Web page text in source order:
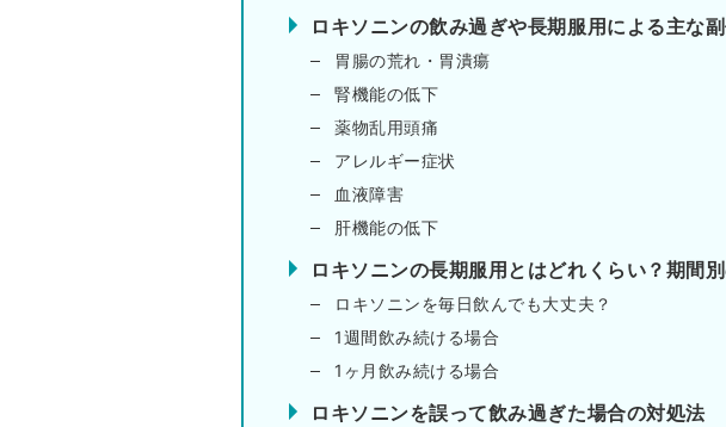
ロキソニンの飲み過ぎや長期服用による主な
胃腸の荒れ・胃潰瘍
腎機能の低下
薬物乱用頭痛
アレルギー症状
血液障害
肝機能の低下
ロキソニンの長期服用とはどれくらい？期間
ロキソニンを毎日飲んでも大丈夫？
1週間飲み続ける場合
1ヶ月飲み続ける場合
ロキソニンを誤って飲み過ぎた場合の対処法